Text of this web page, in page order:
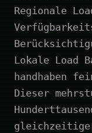
Regionale
Lokale Load
handhaben
Dieser